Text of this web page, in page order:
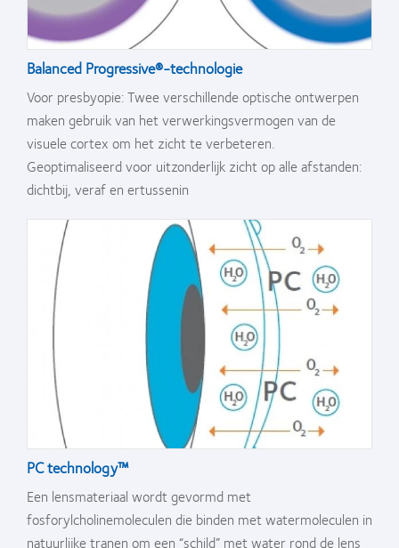
Balanced Progressive®-technologie
Voor presbyopie: Twee verschillende optische ontwerpen
maken gebruik van het verwerkingsvermogen van de
visuele cortex om het zicht te verbeteren.
Geoptimaliseerd voor uitzonderlijk zicht op alle afstanden:
dichtbij, veraf en ertussenin
PC technology™
Een lensmateriaal wordt gevormd met
fosforylcholinemoleculen die binden met watermoleculen in
natuurlijke tranen om een “schild” met water rond de lens